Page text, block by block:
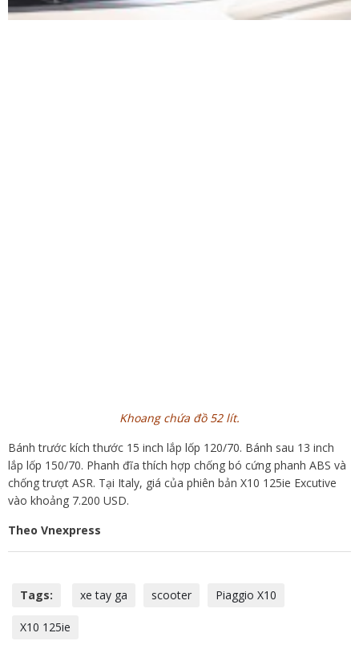
Khoang chứa đồ 52 lít.
Bánh trước kích thước 15 inch lắp lốp 120/70. Bánh sau 13 inch
lắp lốp 150/70. Phanh đĩa thích hợp chống bó cứng phanh ABS và
chống trượt ASR. Tại Italy, giá của phiên bản X10 125ie Excutive
vào khoảng 7.200 USD.
Theo Vnexpress
Tags: xe tay ga scooter Piaggio X10
X10 125ie